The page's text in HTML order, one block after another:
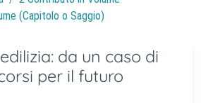
(Capitolo o Saggio)
da un caso di
per il futuro